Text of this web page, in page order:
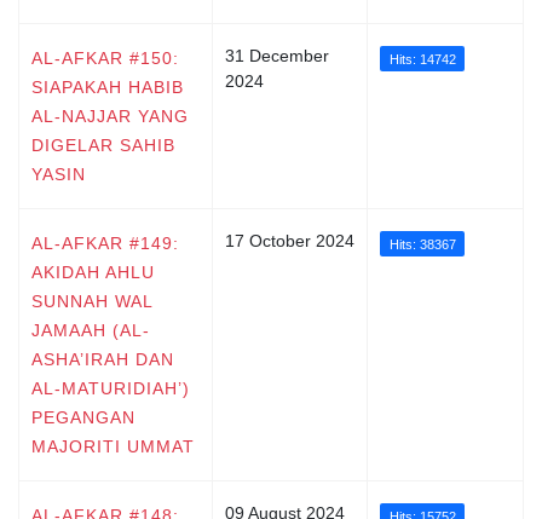
AL-AFKAR #150:
SIAPAKAH HABIB
AL-NAJJAR YANG
DIGELAR SAHIB
YASIN
31 December
2024
Hits: 14742
AL-AFKAR #149:
AKIDAH AHLU
SUNNAH WAL
JAMAAH (AL-
ASHA’IRAH DAN
AL-MATURIDIAH’)
PEGANGAN
MAJORITI UMMAT
17 October 2024 Hits: 38367
AL-AFKAR #148: 09 August 2024